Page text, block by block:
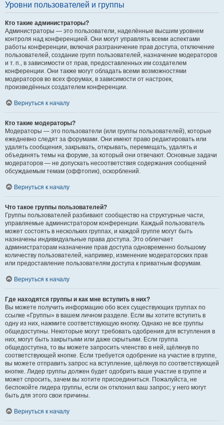
Уровни пользователей и группы
Кто такие администраторы?
Администраторы — это пользователи, наделённые высшим уровнем
контроля над конференцией. Они могут управлять всеми аспектами
работы конференции, включая разграничение прав доступа, отключение
пользователей, создание групп пользователей, назначение модераторов
и т. п., в зависимости от прав, предоставленных им создателем
конференции. Они также могут обладать всеми возможностями
модераторов во всех форумах, в зависимости от настроек,
произведённых создателем конференции.
Вернуться к началу
Кто такие модераторы?
Модераторы — это пользователи (или группы пользователей), которые
ежедневно следят за форумами. Они имеют право редактировать или
удалять сообщения, закрывать, открывать, перемещать, удалять и
объединять темы на форуме, за который они отвечают. Основные задачи
модераторов — не допускать несоответствия содержания сообщений
обсуждаемым темам (оффтопик), оскорблений.
Вернуться к началу
Что такое группы пользователей?
Группы пользователей разбивают сообщество на структурные части,
управляемые администратором конференции. Каждый пользователь
может состоять в нескольких группах, и каждой группе могут быть
назначены индивидуальные права доступа. Это облегчает
администраторам назначение прав доступа одновременно большому
количеству пользователей, например, изменение модераторских прав
или предоставление пользователям доступа к приватным форумам.
Вернуться к началу
Где находятся группы и как мне вступить в них?
Вы можете получить информацию обо всех существующих группах по
ссылке «Группы» в вашем личном разделе. Если вы хотите вступить в
одну из них, нажмите соответствующую кнопку. Однако не все группы
общедоступны. Некоторые могут требовать одобрения для вступления в
них, могут быть закрытыми или даже скрытыми. Если группа
общедоступна, то вы можете запросить членство в ней, щёлкнув по
соответствующей кнопке. Если требуется одобрение на участие в группе,
вы можете отправить запрос на вступление, щёлкнув по соответствующей
кнопке. Лидер группы должен будет одобрить ваше участие в группе и
может спросить, зачем вы хотите присоединиться. Пожалуйста, не
беспокойте лидера группы, если он отклонил ваш запрос; у него могут
быть для этого свои причины.
Вернуться к началу